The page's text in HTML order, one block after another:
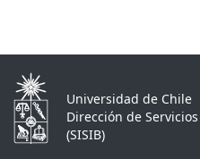
Universidad de Chile
Dirección de
(SISIB)